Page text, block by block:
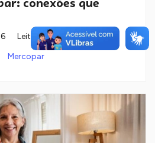
Leitura: 2 minutos
Mercopar